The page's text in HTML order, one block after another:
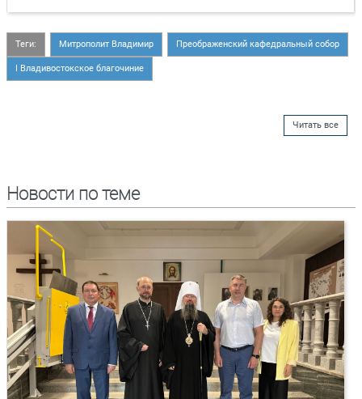
Теги: Митрополит Владимир Преображенский кафедральный собор
I Владивостокское благочиние
Читать все
Новости по теме